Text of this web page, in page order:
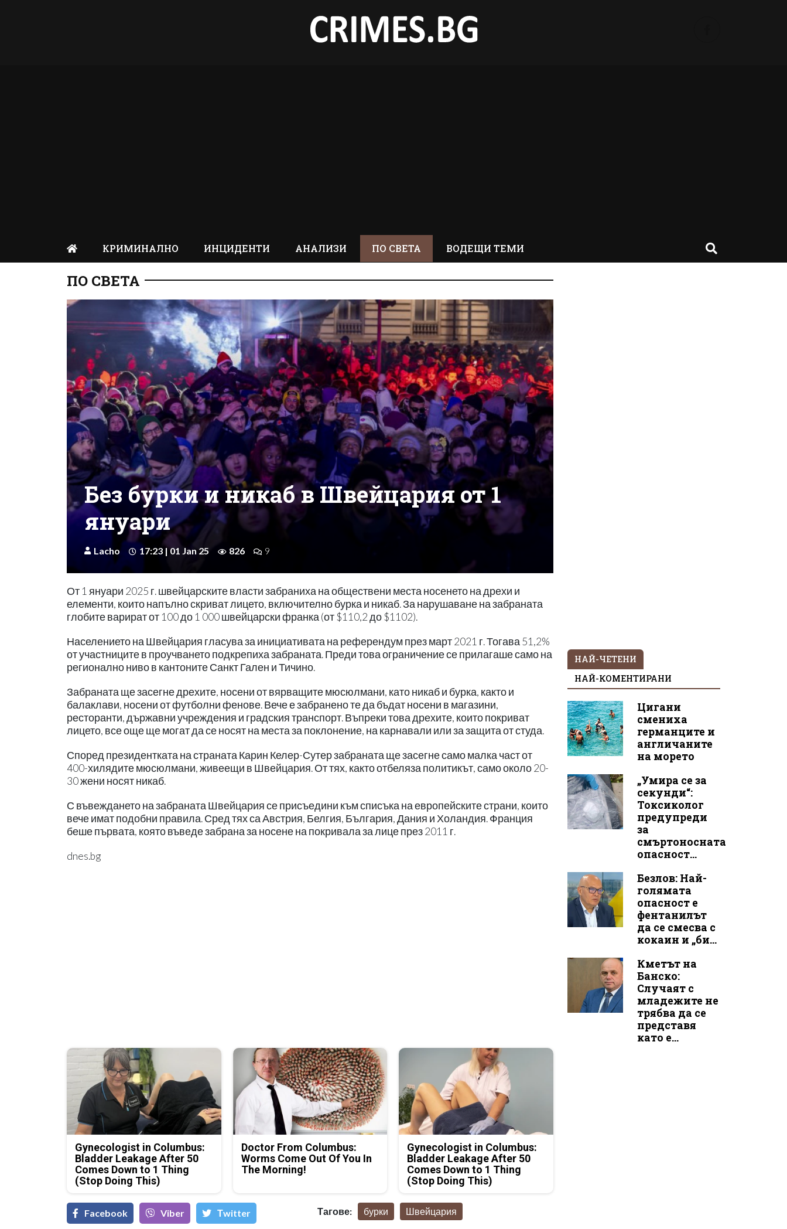
КРИМИНАЛНО ИНЦИДЕНТИ АНАЛИЗИ ПО СВЕТА ВОДЕЩИ ТЕМИ
ПО СВЕТА
Без бурки и никаб в Швейцария от 1
януари
Lacho 17:23 | 01 Jan 25 826 9
От 1 януари 2025 г. швейцарските власти забраниха на обществени места носенето на дрехи и
елементи, които напълно скриват лицето, включително бурка и никаб. За нарушаване на забраната
глобите варират от 100 до 1 000 швейцарски франка (от $110,2 до $1102).
Населението на Швейцария гласува за инициативата на референдум през март 2021 г. Тогава 51,2%
от участниците в проучването подкрепиха забраната. Преди това ограничение се прилагаше само на
регионално ниво в кантоните Санкт Гален и Тичино.
Забраната ще засегне дрехите, носени от вярващите мюсюлмани, като никаб и бурка, както и
балаклави, носени от футболни фенове. Вече е забранено те да бъдат носени в магазини,
ресторанти, държавни учреждения и градския транспорт. Въпреки това дрехите, които покриват
лицето, все още ще могат да се носят на места за поклонение, на карнавали или за защита от студа.
Според президентката на страната Карин Келер-Сутер забраната ще засегне само малка част от
400-хилядите мюсюлмани, живеещи в Швейцария. От тях, както отбеляза политикът, само около 20-
30 жени носят никаб.
С въвеждането на забраната Швейцария се присъедини към списъка на европейските страни, които
вече имат подобни правила. Сред тях са Австрия, Белгия, България, Дания и Холандия. Франция
беше първата, която въведе забрана за носене на покривала за лице през 2011 г.
dnes.bg
Gynecologist in Columbus:
Bladder Leakage After 50
Comes Down to 1 Thing
(Stop Doing This)
Doctor From Columbus:
Worms Come Out Of You In
The Morning!
Gynecologist in Columbus:
Bladder Leakage After 50
Comes Down to 1 Thing
(Stop Doing This)
Facebook Viber Тwitter Тагове: бурки Швейцария
НАЙ-ЧЕТЕНИ
НАЙ-КОМЕНТИРАНИ
Цигани
смениха
германците и
англичаните
на морето
„Умира се за
секунди“:
Токсиколог
предупреди
за
смъртоносната
опасност...
Безлов: Най-
голямата
опасност е
фентанилът
да се смесва с
кокаин и „би...
Кметът на
Банско:
Случаят с
младежите не
трябва да се
представя
като е...